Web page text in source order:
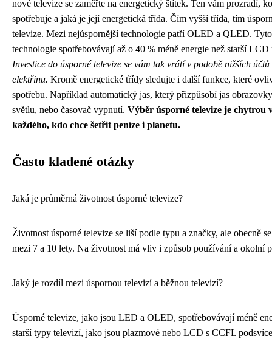
nové televize se zaměřte na energetický štítek. Ten vám prozradí,
spotřebuje a jaká je její energetická třída. Čím vyšší třída, tím
televize. Mezi nejúspornější technologie patří OLED a QLED. Tyto
technologie spotřebovávají až o 40 % méně energie než starší LCD
Investice do úsporné televize se vám tak vrátí v podobě nižších účtů
elektřinu. Kromě energetické třídy sledujte i další funkce, které
spotřebu. Například automatický jas, který přizpůsobí jas
světlu, nebo časovač vypnutí. Výběr úsporné televize je chytrou
každého, kdo chce šetřit peníze i planetu.
Často kladené otázky
Jaká je průměrná životnost úsporné televize?
Životnost úsporné televize se liší podle typu a značky, ale obecně
mezi 7 a 10 lety. Na životnost má vliv i způsob používání a okolní
Jaký je rozdíl mezi úspornou televizí a běžnou televizí?
Úsporné televize, jako jsou LED a OLED, spotřebovávají méně
starší typy televizí, jako jsou plazmové nebo LCD s CCFL